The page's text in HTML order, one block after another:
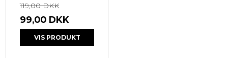
119,00 DKK
99,00 DKK
VIS PRODUKT